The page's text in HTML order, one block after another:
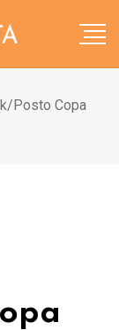
Posto Copa